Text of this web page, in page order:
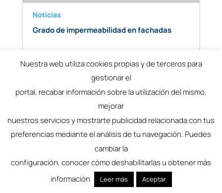
Noticias
Grado de impermeabilidad en fachadas
Nuestra web utiliza cookies propias y de terceros para
gestionar el
portal, recabar información sobre la utilización del mismo,
mejorar
nuestros servicios y mostrarte publicidad relacionada con tus
preferencias mediante el análisis de tu navegación. Puedes
cambiar la
configuración, conocer cómo deshabilitarlas u obtener más
información
Leer más Aceptar